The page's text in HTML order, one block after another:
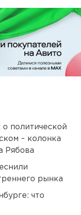
политической
– колонка
Рябова
рынка
что